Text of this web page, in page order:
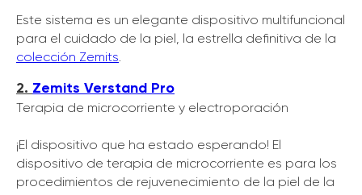
Este sistema es un elegante dispositivo multifuncional
para el cuidado de la piel, la estrella definitiva de la
colección Zemits.
2. Zemits Verstand Pro
Terapia de microcorriente y electroporación
¡El dispositivo que ha estado esperando! El
dispositivo de terapia de microcorriente es para los
procedimientos de rejuvenecimiento de la piel de la